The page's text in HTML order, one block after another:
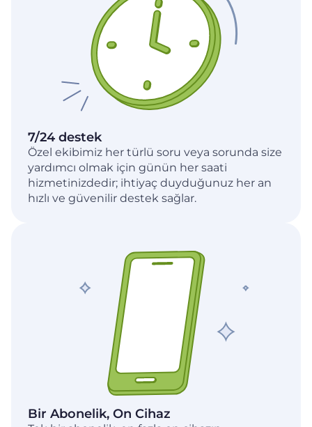
7/24 destek
Özel ekibimiz her türlü soru veya sorunda size
yardımcı olmak için günün her saati
hizmetinizdedir; ihtiyaç duyduğunuz her an
hızlı ve güvenilir destek sağlar.
Bir Abonelik, On Cihaz